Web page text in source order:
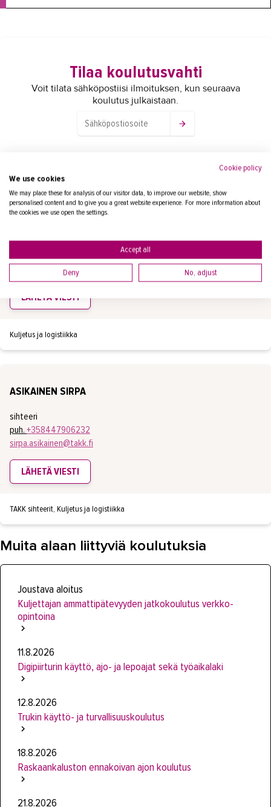
Tilaa koulutusvahti
Voit tilata sähköpostiisi ilmoituksen, kun seuraava
koulutus julkaistaan.
Yhteyshenkilöt
SUUTARINEN TERO
kouluttaja/koulutussuunnittelija
puh.+358447906249
tero.suutarinen@takk.fi
LÄHETÄ VIESTI
Kuljetus ja logistiikka
ASIKAINEN SIRPA
sihteeri
puh. +358447906232
sirpa.asikainen@takk.fi
LÄHETÄ VIESTI
TAKK sihteerit, Kuljetus ja logistiikka
Muita alaan liittyviä koulutuksia
Joustava aloitus
Kuljettajan ammattipätevyyden jatkokoulutus verkko-
opintoina
11.8.2026
Digipiirturin käyttö, ajo- ja lepoajat sekä työaikalaki
12.8.2026
Trukin käyttö- ja turvallisuuskoulutus
18.8.2026
Raskaankaluston ennakoivan ajon koulutus
21.8.2026
Cookie policy
We use cookies
We may place these for analysis of our visitor data, to improve our website, show
personalised content and to give you a great website experience. For more information about
the cookies we use open the settings.
Accept all
Deny No, adjust